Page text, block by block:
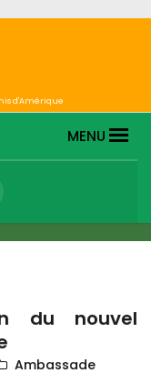
d'Amérique
MENU
du nouvel
Ambassade